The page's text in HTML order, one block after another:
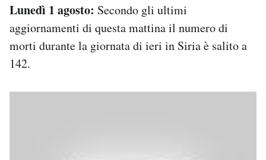
SHOP
Lunedì 1 agosto: Secondo gli ultimi
aggiornamenti di questa mattina il numero di
morti durante la giornata di ieri in Siria è salito a
142.